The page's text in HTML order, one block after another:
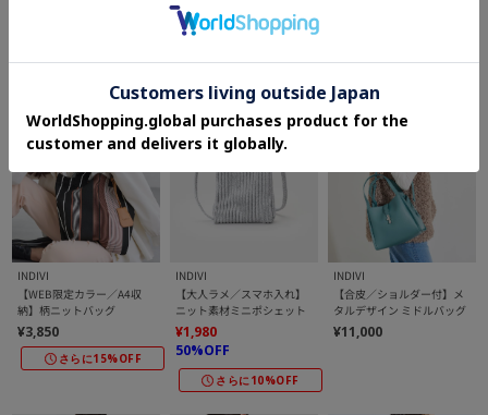
さらに10%OFF
INDIVI
【WEB限定カラー／A4収
納】柄ニットバッグ
¥3,850
さらに15%OFF
INDIVI
【大人ラメ／スマホ入れ】
ニット素材ミニポシェット
¥1,980
50%OFF
さらに10%OFF
INDIVI
【合皮／ショルダー付】メ
タルデザイン ミドルバッグ
¥11,000